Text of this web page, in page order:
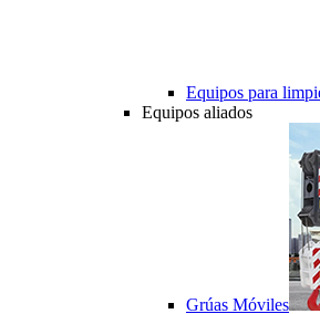
Equipos para
Equipos aliados
Grúas Móviles